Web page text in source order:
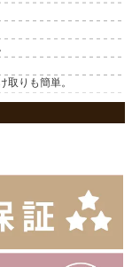
りも簡単。